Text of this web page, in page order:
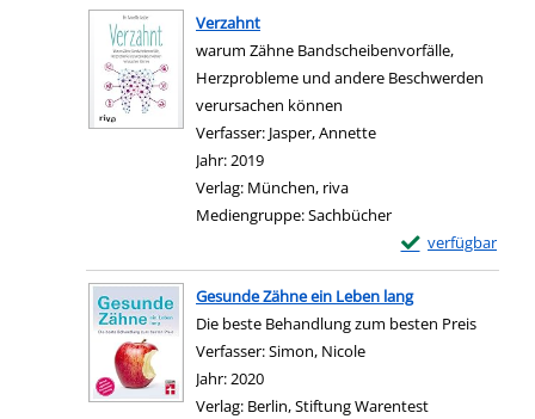
Verzahnt
warum Zähne Bandscheibenvorfälle,
Herzprobleme und andere Beschwerden
verursachen können
Verfasser: Jasper, Annette
Jahr:2019
Verlag: München, riva
Mediengruppe:Sachbücher
verfügbar
Exemplar-Details
Zum Download
Gesunde Zähne ein Leben lang
Die beste Behandlung zum besten Preis
Verfasser:Simon, Nicole
Jahr:2020
Verlag: Berlin, Stiftung Warentest